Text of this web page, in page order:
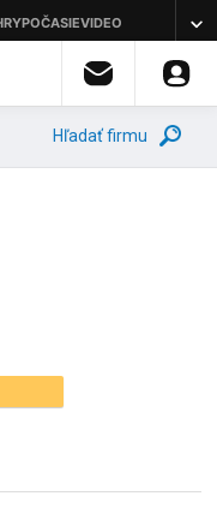
Hľadať firmu